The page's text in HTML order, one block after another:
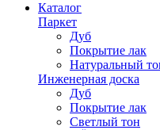
Каталог
Паркет
Дуб
Покрытие лак
Натуральный
Инженерная доска
Дуб
Покрытие лак
Светлый тон